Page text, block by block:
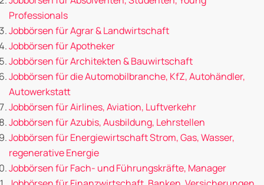
Professionals
Jobbörsen für Agrar & Landwirtschaft
Jobbörsen für Apotheker
Jobbörsen für Architekten & Bauwirtschaft
Jobbörsen für die Automobilbranche, KfZ, Autohändler,
Autowerkstatt
Jobbörsen für Airlines, Aviation, Luftverkehr
Jobbörsen für Azubis, Ausbildung, Lehrstellen
Jobbörsen für Energiewirtschaft Strom, Gas, Wasser,
regenerative Energie
Jobbörsen für Fach- und Führungskräfte, Manager